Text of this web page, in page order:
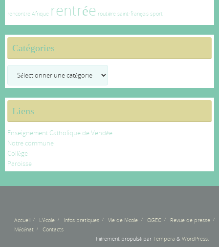
rencontre Afrique rentrée routière saint-françois sport
Catégories
Liens
Enseignement Catholique de Vendée
Notre commune
Collège
Paroisse
Accueil L’école Infos pratiques Vie de l’école OGEC
Revue de presse
Mécénat
Contacts
Fièrement propulsé par Tempera & WordPress.